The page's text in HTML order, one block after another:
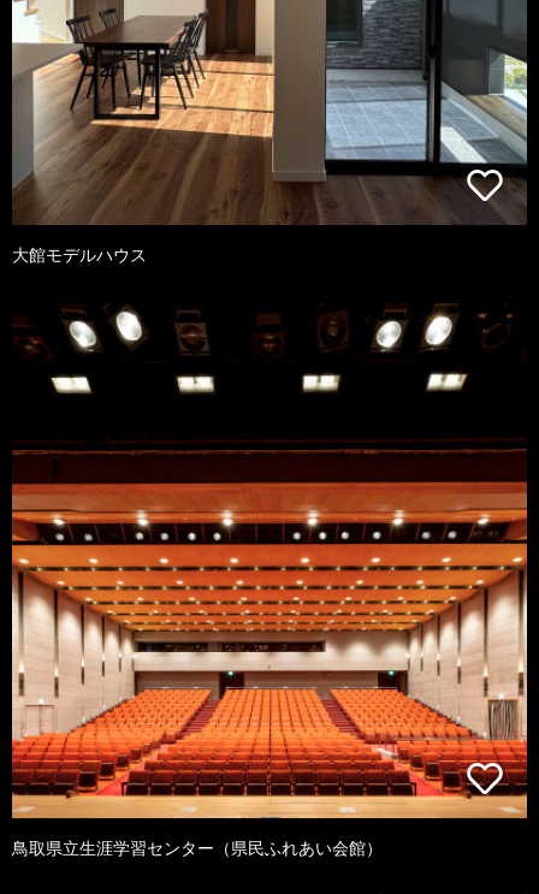
大館モデルハウス
鳥取県立生涯学習センター（県民ふれあい会館）